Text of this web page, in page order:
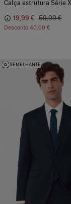
19,99 € 59,99 €
Desconto 40,00 €
SEMELHANTE